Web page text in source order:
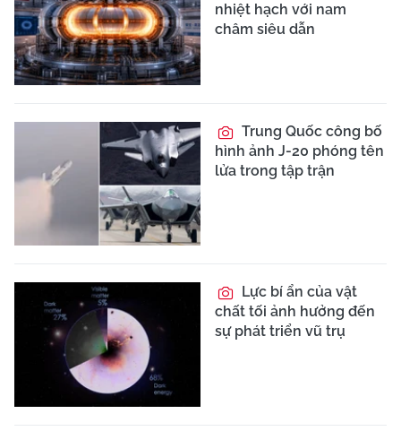
nhiệt hạch với nam
châm siêu dẫn
Trung Quốc công bố
hình ảnh J-20 phóng tên
lửa trong tập trận
Lực bí ẩn của vật
chất tối ảnh hưởng đến
sự phát triển vũ trụ